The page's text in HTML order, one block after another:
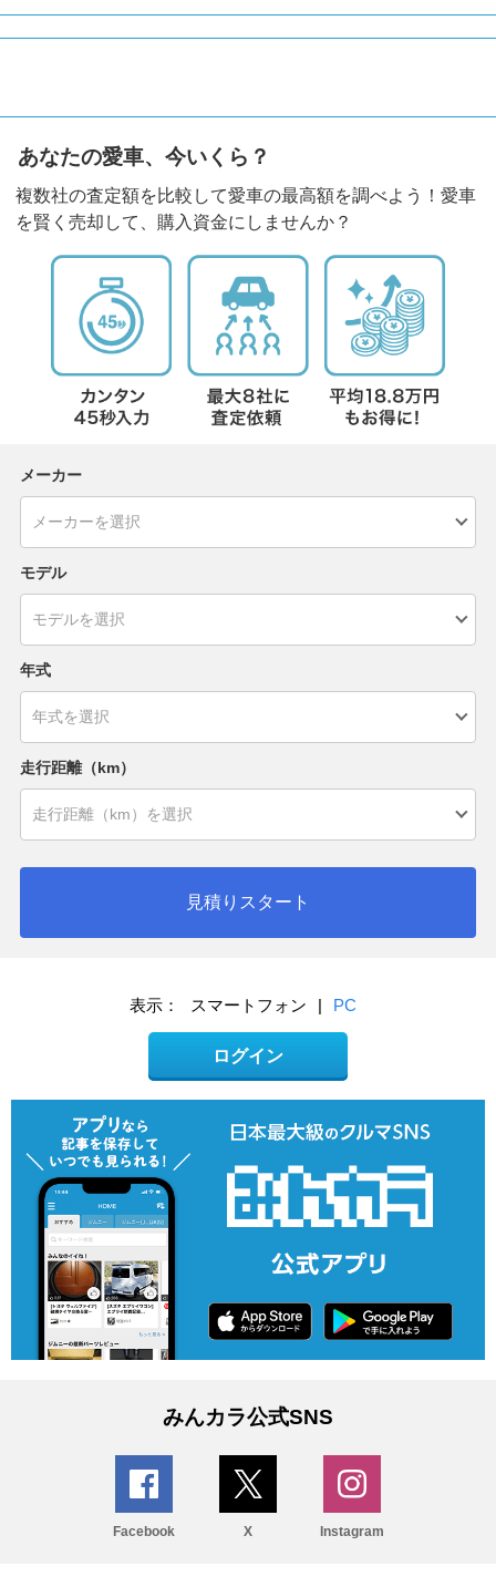
あなたの愛車、今いくら？
複数社の査定額を比較して愛車の最高額を調べよう！愛車
を賢く売却して、購入資金にしませんか？
メーカー
モデル
年式
走行距離（km）
見積りスタート
表示： スマートフォン | PC
ログイン
みんカラ公式SNS
Facebook X Instagram